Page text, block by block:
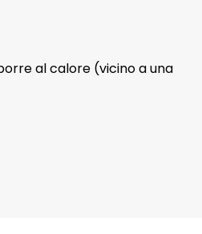
al calore (vicino a una